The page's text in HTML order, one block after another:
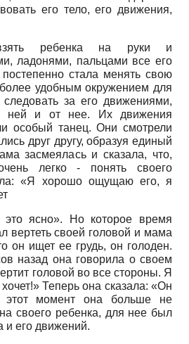
его тело, его движения,
ребенка на руки и
ладонями, пальцами все его
стала менять свою
более удобным окружением для
за его движениями,
ней и от нее. Их движения
особый танец. Они смотрели
друг другу, образуя единый
засмеялась и сказала, что,
легко - понять своего
«Я хорошо ощущаю его, я
ясно». Но которое время
вертеть своей головой и мама
он ищет ее грудь, он голоден.
назад она говорила о своем
головой во все стороны. Я
Теперь она сказала: «Он
момент она больше не
своего ребенка, для нее был
и его движений.